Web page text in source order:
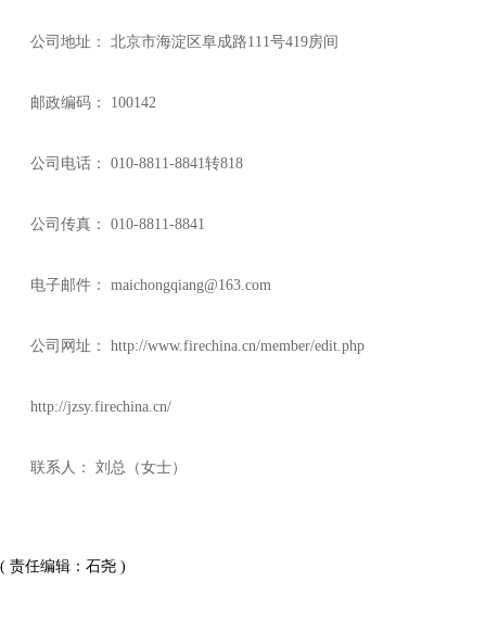
公司地址： 北京市海淀区阜成路111号419房间
邮政编码： 100142
公司电话： 010-8811-8841转818
公司传真： 010-8811-8841
电子邮件： maichongqiang@163.com
公司网址： http://www.firechina.cn/member/edit.php
http://jzsy.firechina.cn/
联系人： 刘总（女士）
( 责任编辑：石尧 )